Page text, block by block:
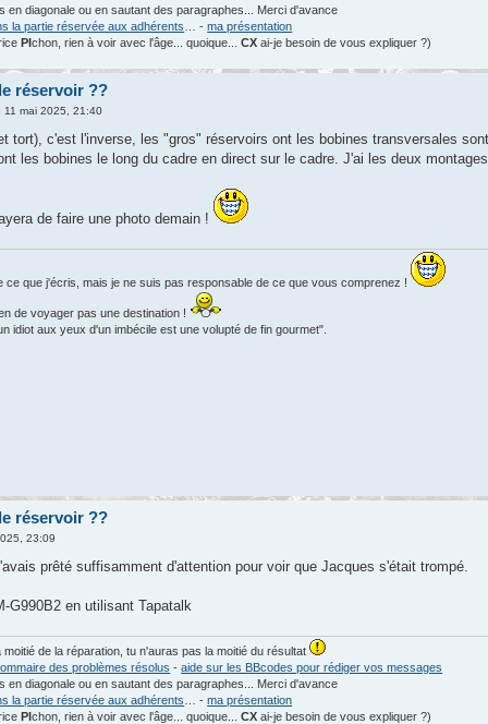
en diagonale ou en sautant des paragraphes... Merci d'avance
la partie réservée aux adhérents … -ma présentation
PIchon, rien à voir avec l'âge... quoique...CX ai-je besoin de vous expliquer ?)
réservoir ??
mai 2025, 21:40
tort), c'est l'inverse, les "gros" réservoirs ont les bobines transversales
les bobines le long du cadre en direct sur le cadre. J'ai les deux
de faire une photo demain !
ce que j'écris, mais je ne suis pas responsable de ce que vous comprenez !
de voyager pas une destination !
idiot aux yeux d'un imbécile est une volupté de fin gourmet".
réservoir ??
23:09
prêté suffisamment d'attention pour voir que Jacques s'était trompé.
G990B2 en utilisant Tapatalk
moitié de la réparation, tu n'auras pas la moitié du résultat
des problèmes résolus -aide sur les BBcodes pour rédiger vos messages
en diagonale ou en sautant des paragraphes... Merci d'avance
la partie réservée aux adhérents … -ma présentation
PIchon, rien à voir avec l'âge... quoique...CX ai-je besoin de vous expliquer ?)